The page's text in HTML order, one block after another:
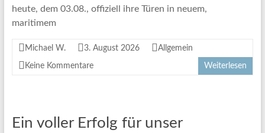
heute, dem 03.08., offiziell ihre Türen in neuem,
maritimem
Michael W. 3. August 2026 Allgemein
Keine Kommentare Weiterlesen
Ein voller Erfolg für unser